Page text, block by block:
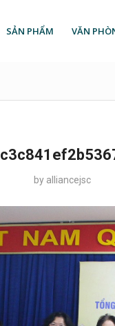
SẢN PHẨM VĂN
by alliancejsc